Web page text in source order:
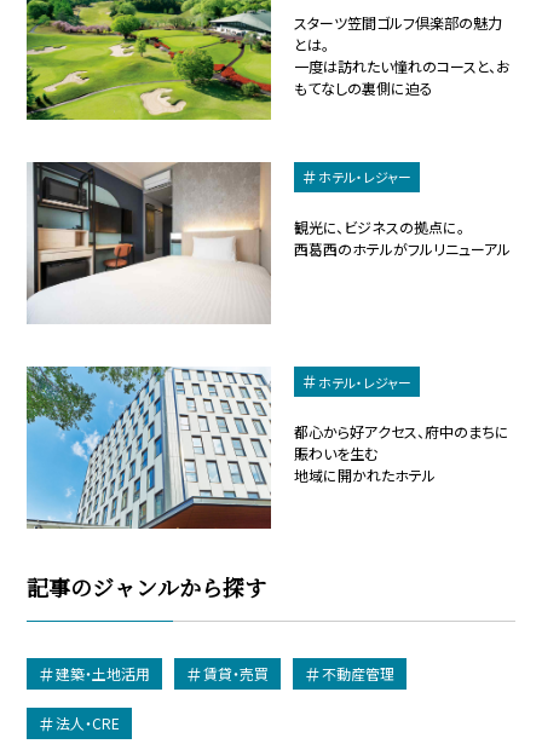
スターツ笠間ゴルフ倶楽部の魅力
とは。
一度は訪れたい憧れのコースと、お
もてなしの裏側に迫る
ホテル・レジャー
観光に、ビジネスの拠点に。
西葛西のホテルがフルリニューアル
ホテル・レジャー
都心から好アクセス、府中のまちに
賑わいを生む
地域に開かれたホテル
記事のジャンルから探す
建築・土地活用 賃貸・売買 不動産管理
法人・CRE